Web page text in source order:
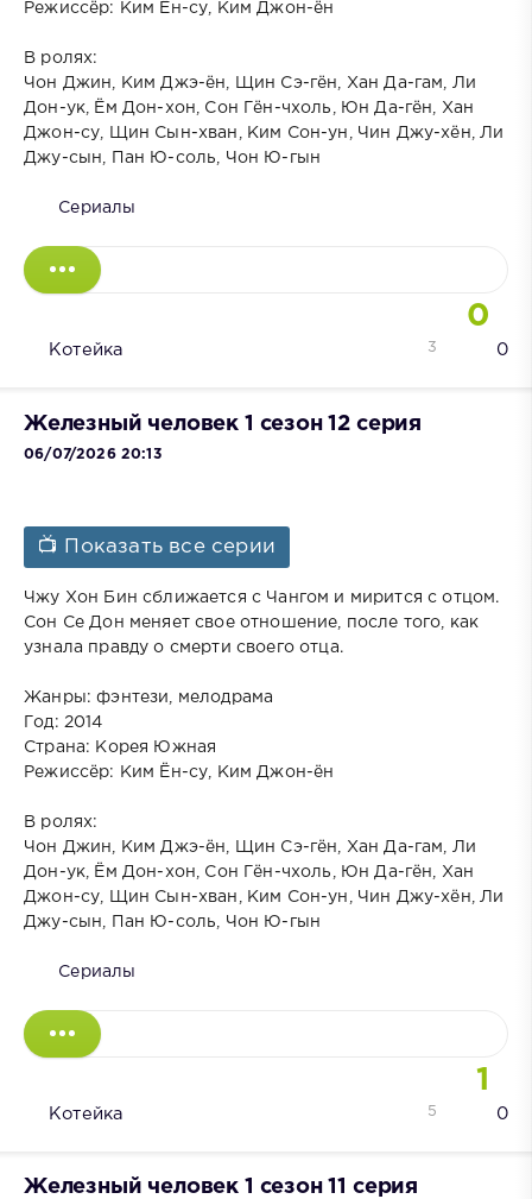
Режиссёр: Ким Ён-су, Ким Джон-ён
В ролях:
Чон Джин, Ким Джэ-ён, Щин Сэ-гён, Хан Да-гам, Ли
Дон-ук, Ём Дон-хон, Сон Гён-чхоль, Юн Да-гён, Хан
Джон-су, Щин Сын-хван, Ким Сон-ун, Чин Джу-хён, Ли
Джу-сын, Пан Ю-соль, Чон Ю-гын
Сериалы
0
Котейка 0
3
Железный человек 1 сезон 12 серия
06/07/2026 20:13
📺 Показать все серии
Чжу Хон Бин сближается с Чангом и мирится с отцом.
Сон Се Дон меняет свое отношение, после того, как
узнала правду о смерти своего отца.
Жанры: фэнтези, мелодрама
Год: 2014
Страна: Корея Южная
Режиссёр: Ким Ён-су, Ким Джон-ён
В ролях:
Чон Джин, Ким Джэ-ён, Щин Сэ-гён, Хан Да-гам, Ли
Дон-ук, Ём Дон-хон, Сон Гён-чхоль, Юн Да-гён, Хан
Джон-су, Щин Сын-хван, Ким Сон-ун, Чин Джу-хён, Ли
Джу-сын, Пан Ю-соль, Чон Ю-гын
Сериалы
1
Котейка 0
5
Железный человек 1 сезон 11 серия